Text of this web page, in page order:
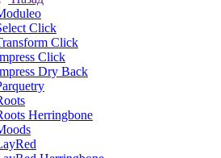
Click
Click
Click
Dry Back
Herringbone